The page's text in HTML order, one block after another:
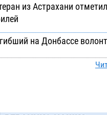
из Астрахани
на Донбассе